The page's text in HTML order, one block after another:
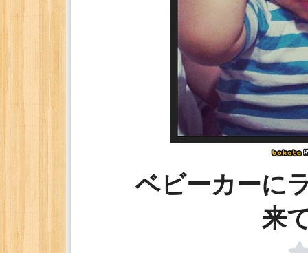
ベビーカーに
来